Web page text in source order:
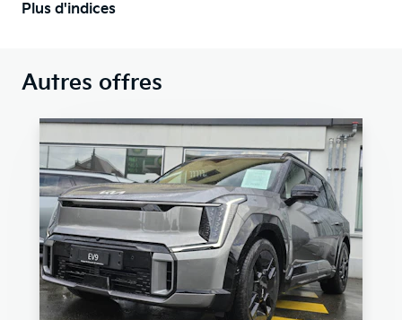
Plus d'indices
Autres offres